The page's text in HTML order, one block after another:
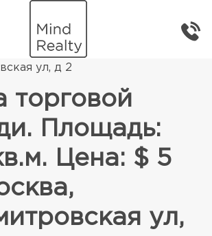
недвижимость
ул, д 2
торговой
Площадь:
Цена: $ 5
ул,